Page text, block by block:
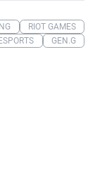
RIOT GAMES
GEN.G